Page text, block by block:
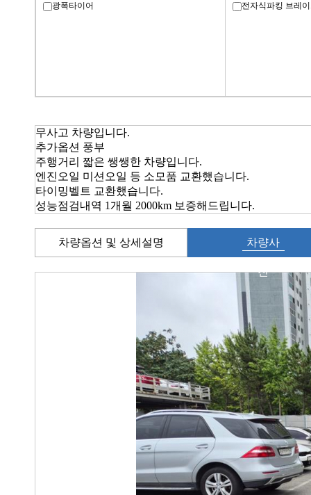
광폭타이어
전자식파킹 브레
무사고 차량입니다.
추가옵션 풍부
주행거리 짧은 쌩쌩한 차량입니다.
엔진오일 미션오일 등 소모품 교환했습니다.
타이밍벨트 교환했습니다.
성능점검내역 1개월 2000km 보증해드립니다.
차량옵션 및 상세설명 차량사
진